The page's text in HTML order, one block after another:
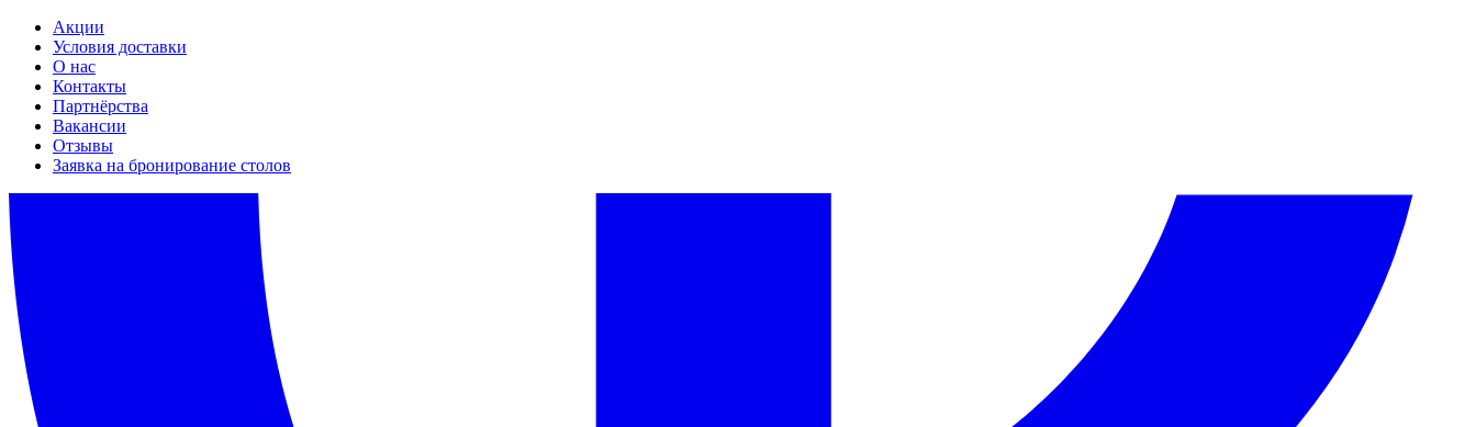
Акции
Условия доставки
О нас
Контакты
Партнёрства
Вакансии
Отзывы
Заявка на бронирование столов